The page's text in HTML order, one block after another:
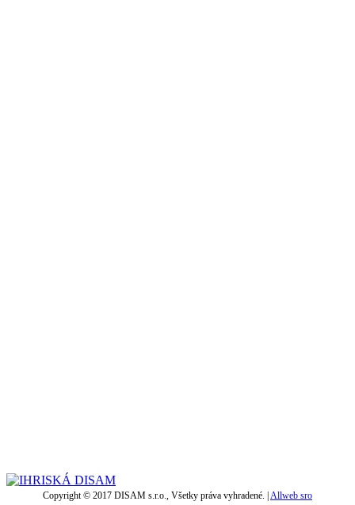
Copyright © 2017 DISAM s.r.o., Všetky práva vyhradené. |Allweb sro